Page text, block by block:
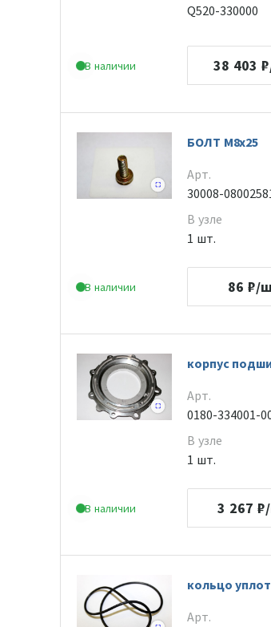
В наличии
Q520-330000
38 403
В наличии
БОЛТ M8x25
Арт.
30008-
В узле
1 шт.
86 ₽/
В наличии
корпус
Арт.
0180-334001-
В узле
1 шт.
3 267
кольцо
Арт.